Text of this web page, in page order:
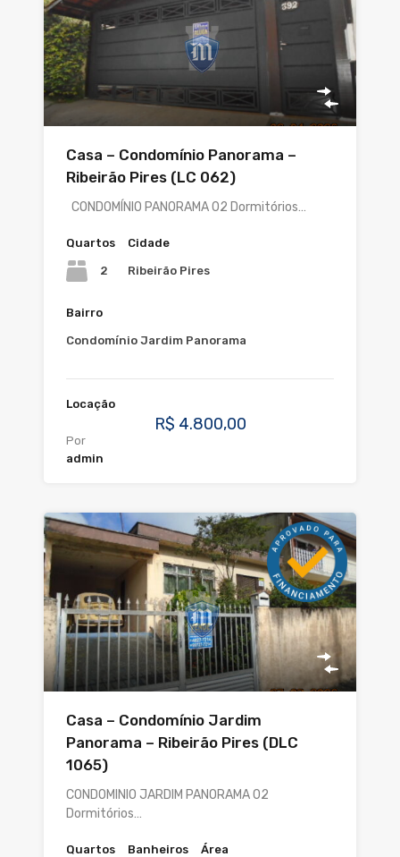
Casa – Condomínio Panorama –
Ribeirão Pires (LC 062)
CONDOMÍNIO PANORAMA 02 Dormitórios…
Quartos
2
Cidade
Ribeirão Pires
Bairro
Condomínio Jardim Panorama
Locação
R$ 4.800,00
Por
admin
Casa – Condomínio Jardim
Panorama – Ribeirão Pires (DLC
1065)
CONDOMINIO JARDIM PANORAMA 02
Dormitórios…
Quartos Banheiros Área